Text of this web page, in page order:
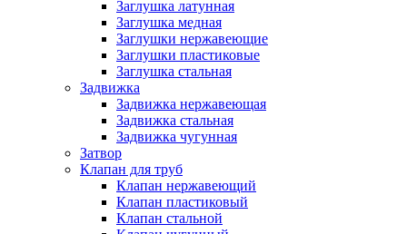
Заглушка латунная
Заглушка медная
Заглушки нержавеющие
Заглушки пластиковые
Заглушка стальная
Задвижка
Задвижка нержавеющая
Задвижка стальная
Задвижка чугунная
Затвор
Клапан для труб
Клапан нержавеющий
Клапан пластиковый
Клапан стальной